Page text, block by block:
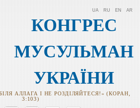
КОНГРЕС
МУСУЛЬМАН
УКРАЇНИ
АЛЛАГА І НЕ РОЗДІЛЯЙТЕСЯ!» (КОРАН,
3:103)
UA RU EN AR